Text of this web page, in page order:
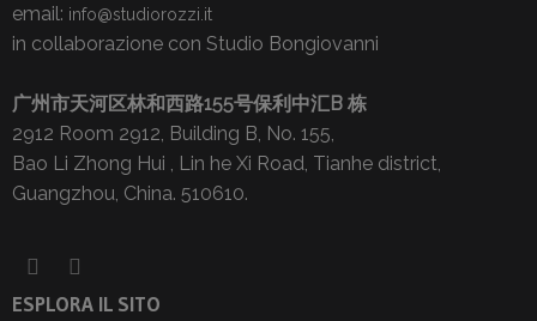
email: info@studiorozzi.it
in collaborazione con Studio Bongiovanni
广州市天河区林和西路155号保利中汇B 栋
2912 Room 2912, Building B, No. 155,
Bao Li Zhong Hui , Lin he Xi Road, Tianhe district,
Guangzhou, China. 510610.
ESPLORA IL SITO